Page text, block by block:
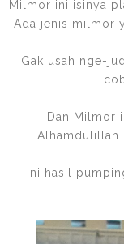
Milmor ini isinya
Ada jenis milmor
Gak usah nge-
Dan Milmor
Ini hasil